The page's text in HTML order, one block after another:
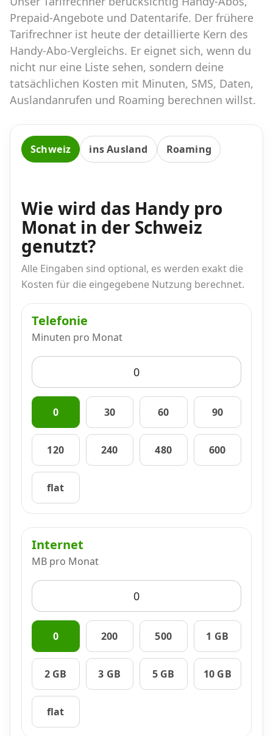
Abos für Tablets, Hotspots und Smart
Watches
Tarifrechner Handy-Abo
Der gute alte Tarifrechner im neuen Design
Infos
Mobilfunknetz Schweiz
Handy-Abo-Aktionen
Handy-Abo kündigen oder
wechseln
Alle Mobile-Vergleiche
Internet, TV, Telefon
Aktionen
News
Forum
Über uns
Datenschutz·AGB·Impressum
Prepaid-Angebote und Datentarife. Der frühere
Tarifrechner ist heute der detaillierte Kern des
Handy-Abo-Vergleichs. Er eignet sich, wenn du
nicht nur eine Liste sehen, sondern deine
tatsächlichen Kosten mit Minuten, SMS, Daten,
Auslandanrufen und Roaming berechnen willst.
Schweiz ins Ausland Roaming
Wie wird das Handy pro
Monat in der Schweiz
genutzt?
Alle Eingaben sind optional, es werden exakt die
Kosten für die eingegebene Nutzung berechnet.
Telefonie
Minuten pro Monat
0 30 60 90
120 240 480 600
flat
Internet
MB pro Monat
0 200 500 1 GB
2 GB 3 GB 5 GB 10 GB
flat